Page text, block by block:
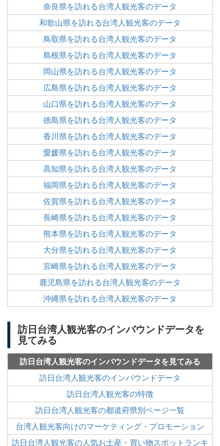
奈良県を訪れる台湾人観光客のデータ
和歌山県を訪れる台湾人観光客のデータ
鳥取県を訪れる台湾人観光客のデータ
島根県を訪れる台湾人観光客のデータ
岡山県を訪れる台湾人観光客のデータ
広島県を訪れる台湾人観光客のデータ
山口県を訪れる台湾人観光客のデータ
徳島県を訪れる台湾人観光客のデータ
香川県を訪れる台湾人観光客のデータ
愛媛県を訪れる台湾人観光客のデータ
高知県を訪れる台湾人観光客のデータ
福岡県を訪れる台湾人観光客のデータ
佐賀県を訪れる台湾人観光客のデータ
長崎県を訪れる台湾人観光客のデータ
熊本県を訪れる台湾人観光客のデータ
大分県を訪れる台湾人観光客のデータ
宮崎県を訪れる台湾人観光客のデータ
鹿児島県を訪れる台湾人観光客のデータ
沖縄県を訪れる台湾人観光客のデータ
訪日台湾人観光客のインバウンドデータを
見てみる
訪日台湾人観光客のインバウンドデータを見てみる
訪日台湾人観光客のインバウンドデータ
訪日台湾人観光客の特徴
訪日台湾人観光客の都道府県別ページ一覧
台湾人観光客向けのマーケティング・プロモーション
訪日台湾人観光客の人気お土産・買い物スポットランキ